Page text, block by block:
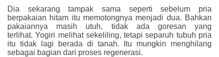
Dia sekarang tampak sama seperti sebelum pria
berpakaian hitam itu memotongnya menjadi dua. Bahkan
pakaiannya masih utuh, tidak ada goresan yang
terlihat. Yogiri melihat sekeliling, tetapi separuh tubuh pria
itu tidak lagi berada di tanah. Itu mungkin menghilang
sebagai bagian dari proses regenerasi.